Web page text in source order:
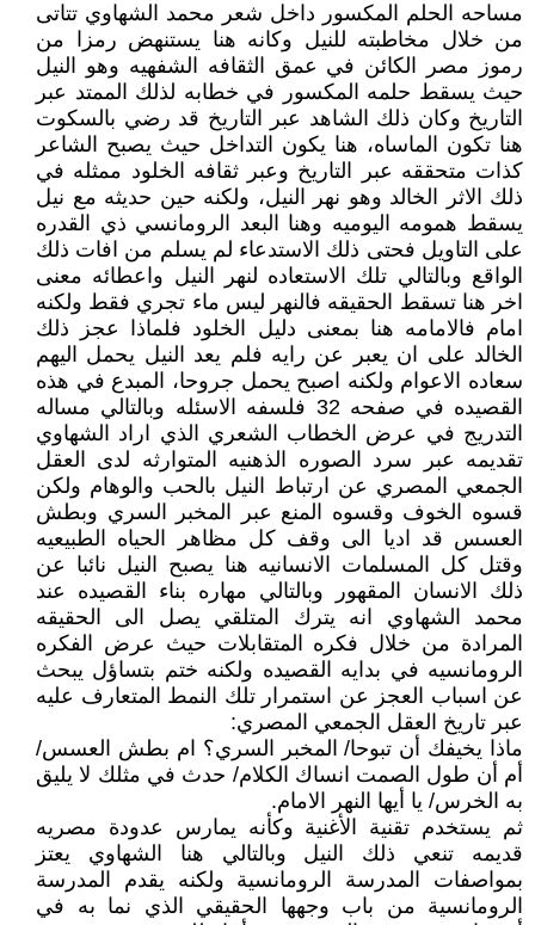
مساحه الحلم المكسور داخل شعر محمد الشهاوي تتاتى
من خلال مخاطبته للنيل وكانه هنا يستنهض رمزا من
رموز مصر الكائن في عمق الثقافه الشفهيه وهو النيل
حيث يسقط حلمه المكسور في خطابه لذلك الممتد عبر
التاريخ وكان ذلك الشاهد عبر التاريخ قد رضي بالسكوت
هنا تكون الماساه، هنا يكون التداخل حيث يصبح الشاعر
كذات متحققه عبر التاريخ وعبر ثقافه الخلود ممثله في
ذلك الاثر الخالد وهو نهر النيل، ولكنه حين حديثه مع نيل
يسقط همومه اليوميه وهنا البعد الرومانسي ذي القدره
على التاويل فحتى ذلك الاستدعاء لم يسلم من افات ذلك
الواقع وبالتالي تلك الاستعاده لنهر النيل واعطائه معنى
اخر هنا تسقط الحقيقه فالنهر ليس ماء تجري فقط ولكنه
امام فالامامه هنا بمعنى دليل الخلود فلماذا عجز ذلك
الخالد على ان يعبر عن رايه فلم يعد النيل يحمل اليهم
سعاده الاعوام ولكنه اصبح يحمل جروحا، المبدع في هذه
القصيده في صفحه 32 فلسفه الاسئله وبالتالي مساله
التدريج في عرض الخطاب الشعري الذي اراد الشهاوي
تقديمه عبر سرد الصوره الذهنيه المتوارثه لدى العقل
الجمعي المصري عن ارتباط النيل بالحب والوهام ولكن
قسوه الخوف وقسوه المنع عبر المخبر السري وبطش
العسس قد اديا الى وقف كل مظاهر الحياه الطبيعيه
وقتل كل المسلمات الانسانيه هنا يصبح النيل نائبا عن
ذلك الانسان المقهور وبالتالي مهاره بناء القصيده عند
محمد الشهاوي انه يترك المتلقي يصل الى الحقيقه
المرادة من خلال فكره المتقابلات حيث عرض الفكره
الرومانسيه في بدايه القصيده ولكنه ختم بتساؤل يبحث
عن اسباب العجز عن استمرار تلك النمط المتعارف عليه
عبر تاريخ العقل الجمعي المصري:
ماذا يخيفك أن تبوحا/ المخبر السري؟ ام بطش العسس/
أم أن طول الصمت انساك الكلام/ حدث في مثلك لا يليق
به الخرس/ يا أيها النهر الامام.
ثم يستخدم تقنية الأغنية وكأنه يمارس عدودة مصريه
قديمه تنعي ذلك النيل وبالتالي هنا الشهاوي يعتز
بمواصفات المدرسة الرومانسية ولكنه يقدم المدرسة
الرومانسية من باب وجهها الحقيقي الذي نما به في